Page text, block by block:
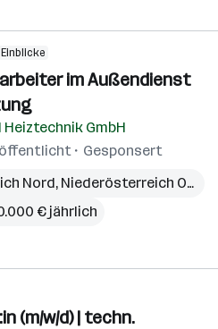
Einblicke
im Außendienst
GmbH
Gesponsert
Nord, Niederösterreich Ost
€ jährlich
(m/w/d) | techn.